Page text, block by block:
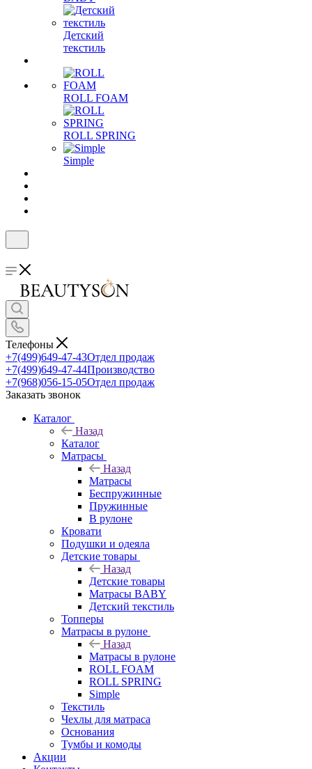
Детский
текстиль
ROLL FOAM
ROLL SPRING
Simple
Телефоны
+7(499)649-47-43Отдел продаж
+7(499)649-47-44Производство
+7(968)056-15-05Отдел продаж
Заказать звонок
Каталог
Назад
Каталог
Матрасы
Назад
Матрасы
Беспружинные
Пружинные
В рулоне
Кровати
Подушки и одеяла
Детские товары
Назад
Детские товары
Матрасы BABY
Детский текстиль
Топперы
Матрасы в рулоне
Назад
Матрасы в рулоне
ROLL FOAM
ROLL SPRING
Simple
Текстиль
Чехлы для матраса
Основания
Тумбы и комоды
Акции